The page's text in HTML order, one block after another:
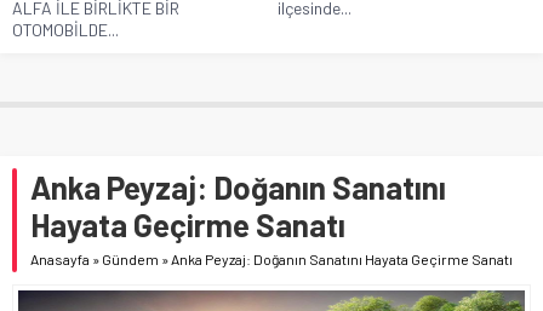
ALFA İLE BİRLİKTE BİR
OTOMOBİLDE...
ilçesinde...
Anka Peyzaj: Doğanın Sanatını
Hayata Geçirme Sanatı
Anasayfa » Gündem »Anka Peyzaj: Doğanın Sanatını Hayata Geçirme Sanatı